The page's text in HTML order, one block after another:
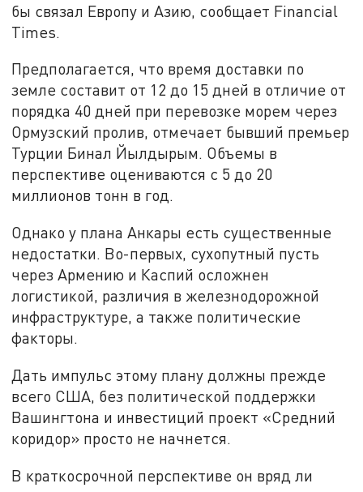
бы связал Европу и Азию, сообщает Financial
Times.
Предполагается, что время доставки по
земле составит от 12 до 15 дней в отличие от
порядка 40 дней при перевозке морем через
Ормузский пролив, отмечает бывший премьер
Турции Бинал Йылдырым. Объемы в
перспективе оцениваются с 5 до 20
миллионов тонн в год.
Однако у плана Анкары есть существенные
недостатки. Во-первых, сухопутный пусть
через Армению и Каспий осложнен
логистикой, различия в железнодорожной
инфраструктуре, а также политические
факторы.
Дать импульс этому плану должны прежде
всего США, без политической поддержки
Вашингтона и инвестиций проект «Средний
коридор» просто не начнется.
В краткосрочной перспективе он вряд ли